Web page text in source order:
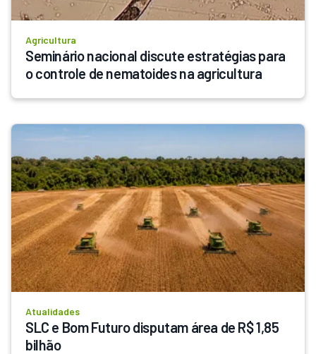
Agricultura
Seminário nacional discute estratégias para
o controle de nematoides na agricultura
Atualidades
SLC e Bom Futuro disputam área de R$ 1,85
bilhão